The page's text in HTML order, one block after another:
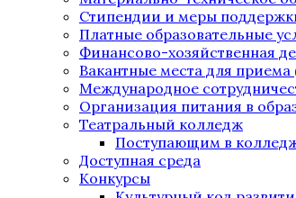
Стипендии и меры
Платные образовательные
Финансово-хозяйственная
Вакантные места для
Международное
Организация питания в
Театральный колледж
Поступающим в
Доступная среда
Конкурсы